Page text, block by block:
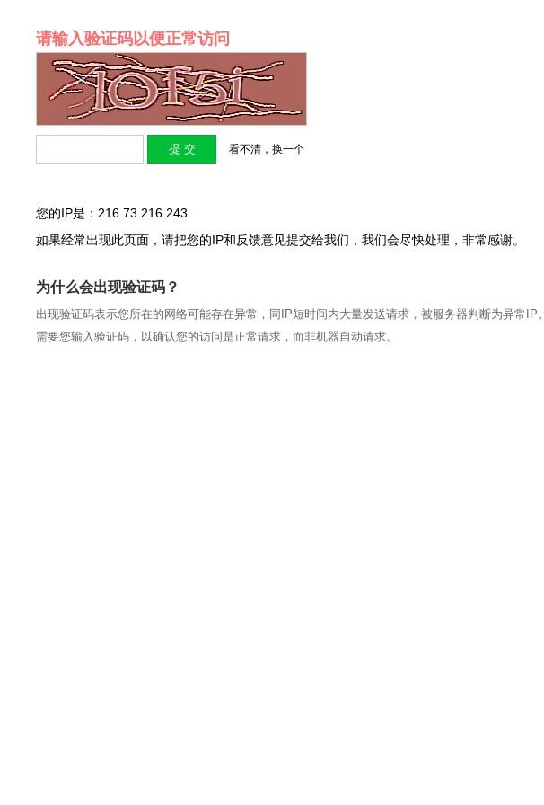
请输入验证码以便正常访问
看不清，换一个
您的IP是：216.73.216.243
如果经常出现此页面，请把您的IP和反馈意见提交给我们，我们会尽快处理，非常感谢。
为什么会出现验证码？
出现验证码表示您所在的网络可能存在异常，同IP短时间内大量发送请求，被服务器判断为异常IP。
需要您输入验证码，以确认您的访问是正常请求，而非机器自动请求。